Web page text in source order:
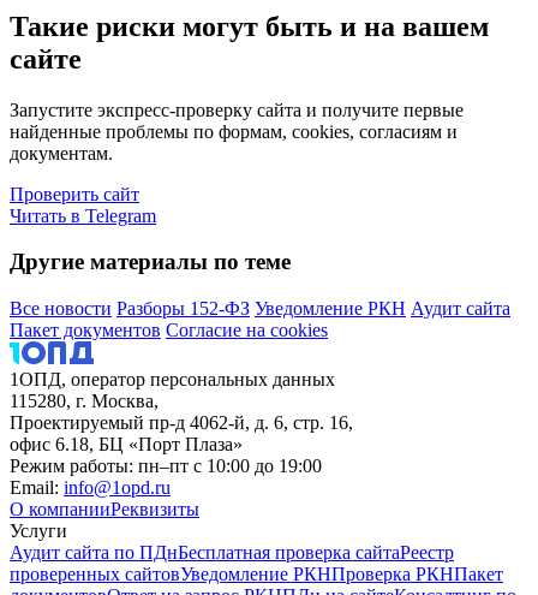
Такие риски могут быть и на вашем
сайте
Запустите экспресс-проверку сайта и получите первые
найденные проблемы по формам, cookies, согласиям и
документам.
Проверить сайт
Читать в Telegram
Другие материалы по теме
Все новости Разборы 152-ФЗ Уведомление РКН Аудит сайта
Пакет документов Согласие на cookies
1ОПД, оператор персональных данных
115280, г. Москва,
Проектируемый пр-д 4062-й, д. 6, стр. 16,
офис 6.18, БЦ «Порт Плаза»
Режим работы: пн–пт с 10:00 до 19:00
Email: info@1opd.ru
О компанииРеквизиты
Услуги
Аудит сайта по ПДнБесплатная проверка сайтаРеестр
проверенных сайтовУведомление РКНПроверка РКНПакет